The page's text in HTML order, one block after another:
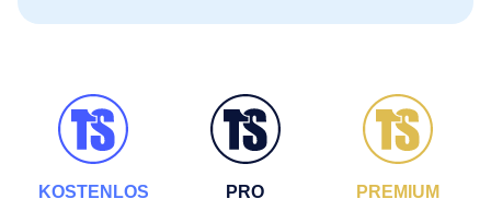
KOSTENLOS PRO PREMIUM